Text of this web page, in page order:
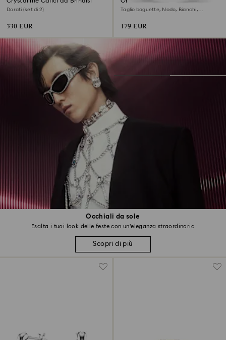
Occhiali da sole
Esalta i tuoi look delle feste con un’eleganza straordinaria
Scopri di più
Dorati (set di 2)
330 EUR
Taglio baguette, Nodo, Bianchi,
179 EUR